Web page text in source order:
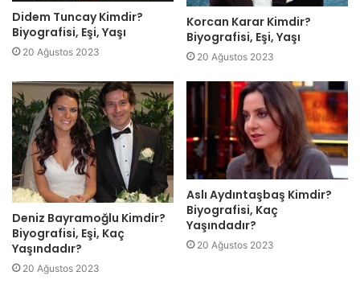
Didem Tuncay Kimdir?
Biyografisi, Eşi, Yaşı
20 Ağustos 2023
Korcan Karar Kimdir?
Biyografisi, Eşi, Yaşı
20 Ağustos 2023
Deniz Bayramoğlu Kimdir?
Biyografisi, Eşi, Kaç
Yaşındadır?
20 Ağustos 2023
Aslı Aydıntaşbaş Kimdir?
Biyografisi, Kaç
Yaşındadır?
20 Ağustos 2023